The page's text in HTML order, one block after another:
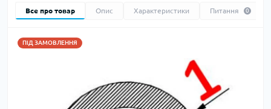
Все про товар Опис Характеристики Питання 0
ПІД ЗАМОВЛЕННЯ